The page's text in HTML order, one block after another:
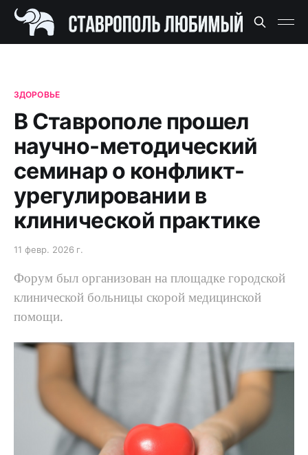
ЗДОРОВЬЕ
В Ставрополе прошел
научно-методический
семинар о конфликт-
урегулировании в
клинической практике
11 февр. 2026 г.
Форум был организован на площадке городской
клинической больницы скорой медицинской
помощи.